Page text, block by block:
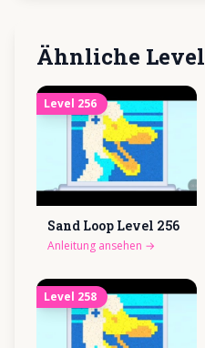
Ähnliche Level
Level 256
Sand Loop Level 256
Anleitung ansehen →
Level 258